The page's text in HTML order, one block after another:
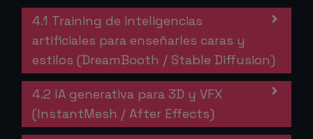
4.1 Training de inteligencias
artificiales para enseñarles caras y
estilos (DreamBooth / Stable Diffusion)
4.2 IA generativa para 3D y VFX
(InstantMesh / After Effects)